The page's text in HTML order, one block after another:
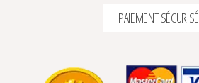
PAIEMENT SÉCURISÉ